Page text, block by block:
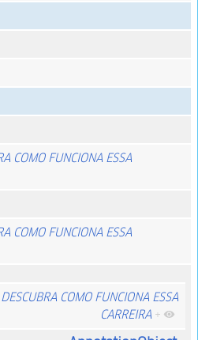
COMO FUNCIONA ESSA
COMO FUNCIONA ESSA
COMO FUNCIONA ESSA
CARREIRA +